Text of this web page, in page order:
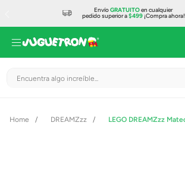
EnvíoGRATUITOen cualquier
pedido superior a$499¡Compra ahora!
Encuentra algo increíble...
DREAMZzz